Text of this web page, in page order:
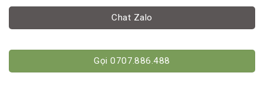
Chat Zalo
Gọi 0707.886.488